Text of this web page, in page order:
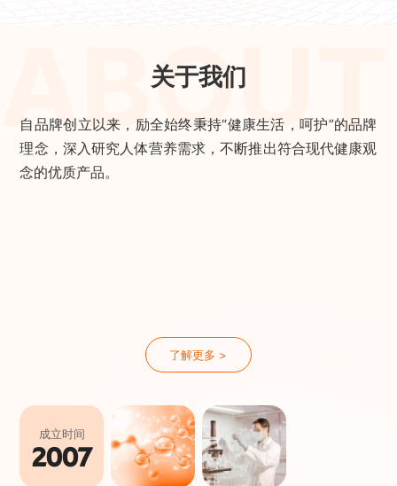
ABOUT
关于我们
自品牌创立以来，励全始终秉持“健康生活，呵护”的品牌
理念，深入研究人体营养需求，不断推出符合现代健康观
念的优质产品。
了解更多 >
成立时间
2007